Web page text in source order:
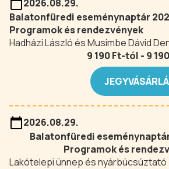
2026.08.29.
Balatonfüredi eseménynaptár
Programok és rendezvények
Hadházi László és Musimbe Dávid
9 190 Ft-tól - 9
2026.08.29.
Balatonfüredi
Programok és
Lakótelepi ünnep és nyárbúcsúztató